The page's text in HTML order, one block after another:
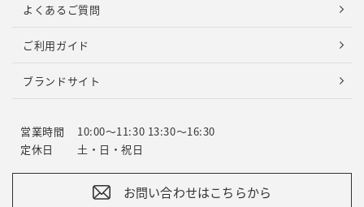
よくあるご質問
ご利用ガイド
ブランドサイト
営業時間
10:00～11:30 13:30～16:30
定休日
土・日・祝日
お問い合わせはこちらから